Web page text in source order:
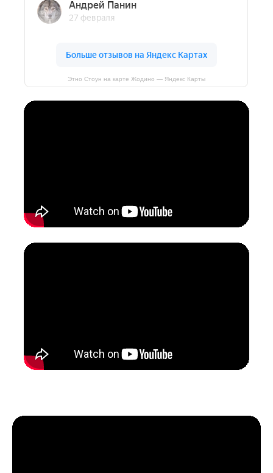
Этно Стоун на карте Жодино — Яндекс Карты